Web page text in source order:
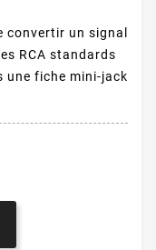
convertir un signal
RCA standards
une fiche mini-jack